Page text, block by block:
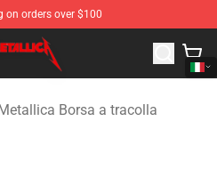
on orders over $100
Metallica Merchandise Shop
Borsa a tracolla